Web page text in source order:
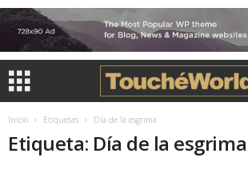
Inicio Etiquetas Día de la esgrima
Etiqueta: Día de la esgrima